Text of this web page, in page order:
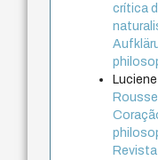
crítica
Revista